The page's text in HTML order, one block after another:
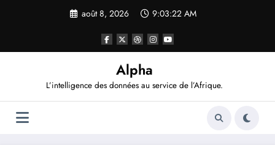
août 8, 2026 9:03:23 AM
Alpha
L’intelligence des données au service de l’Afrique.